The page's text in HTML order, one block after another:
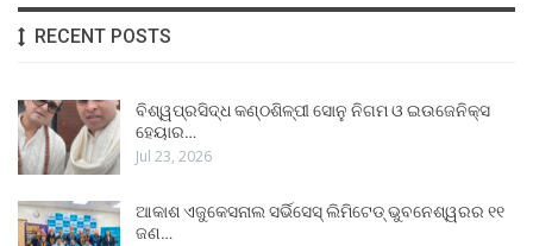
RECENT POSTS
ବିଶ୍ୱପ୍ରସିଦ୍ଧ କଣ୍ଠଶିଳ୍ପୀ ସୋନୁ ନିଗମ ଓ ଇଉଜେନିକ୍ସ
ହେୟାର…
Jul 23, 2026
ଆକାଶ ଏଜୁକେସନାଲ ସର୍ଭିସେସ୍ ଲିମିଟେଡ୍ ଭୁବନେଶ୍ୱରର ୧୧
ଜଣ…